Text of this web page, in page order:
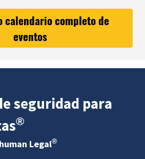
calendario completo de
eventos
seguridad para
®
Legal®